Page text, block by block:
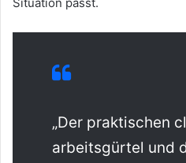
Situation passt.
„Der praktischen
arbeitsgürtel und